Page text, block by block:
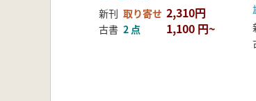
はじめに
一 国司とカギ
二 カギの記事(1 天平
税帳/5 天平九年度・十
新刊 取り寄せ 2,310円
古書 2 点 1,100 円~